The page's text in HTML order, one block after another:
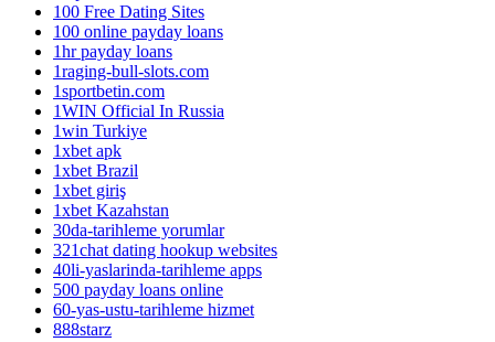
100 Free Dating Sites
100 online payday loans
1hr payday loans
1raging-bull-slots.com
1sportbetin.com
1WIN Official In Russia
1win Turkiye
1xbet apk
1xbet Brazil
1xbet giriş
1xbet Kazahstan
30da-tarihleme yorumlar
321chat dating hookup websites
40li-yaslarinda-tarihleme apps
500 payday loans online
60-yas-ustu-tarihleme hizmet
888starz